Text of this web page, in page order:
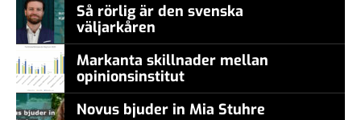
Så rörlig är den svenska
väljarkåren
Markanta skillnader mellan
opinionsinstitut
Novus bjuder in Mia Stuhre